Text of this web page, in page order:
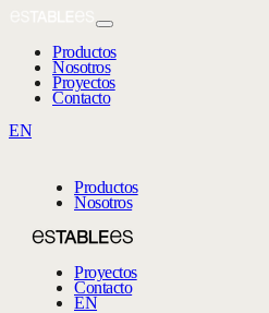
Productos
Nosotros
Proyectos
Contacto
EN
Productos
Nosotros
Proyectos
Contacto
EN